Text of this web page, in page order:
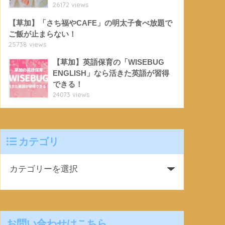
26172 views
【草加】「さち福やCAFE」の明太子食べ放題で
ご飯が止まらない！
25738 views
【草加】英語保育の「WISEBUG
ENGLISH」なら活きた英語が習得
できる！
24073 views
カテゴリ